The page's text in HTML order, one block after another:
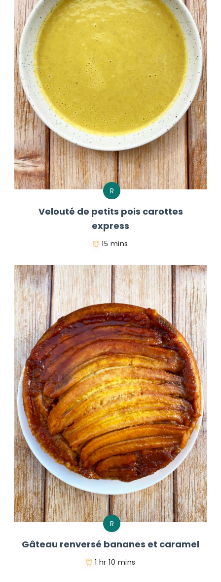
R
Velouté de petits pois carottes
express
15 mins
R
Gâteau renversé bananes et caramel
1 hr 10 mins